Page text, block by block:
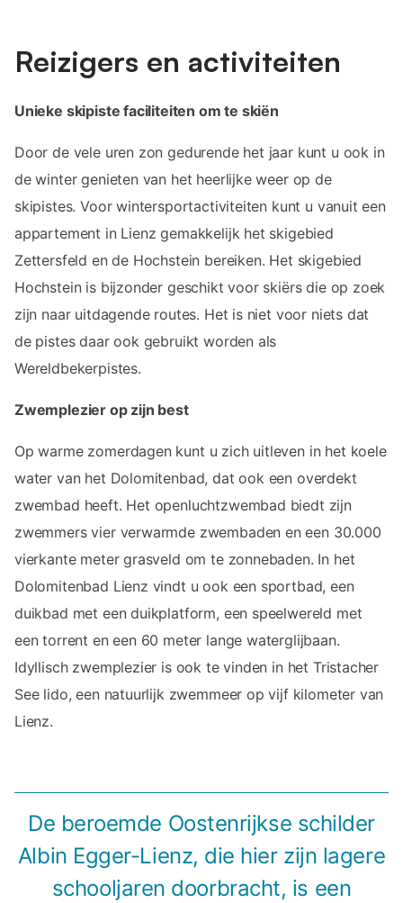
Reizigers en activiteiten
Unieke skipiste faciliteiten om te skiën
Door de vele uren zon gedurende het jaar kunt u ook in
de winter genieten van het heerlijke weer op de
skipistes. Voor wintersportactiviteiten kunt u vanuit een
appartement in Lienz gemakkelijk het skigebied
Zettersfeld en de Hochstein bereiken. Het skigebied
Hochstein is bijzonder geschikt voor skiërs die op zoek
zijn naar uitdagende routes. Het is niet voor niets dat
de pistes daar ook gebruikt worden als
Wereldbekerpistes.
Zwemplezier op zijn best
Op warme zomerdagen kunt u zich uitleven in het koele
water van het Dolomitenbad, dat ook een overdekt
zwembad heeft. Het openluchtzwembad biedt zijn
zwemmers vier verwarmde zwembaden en een 30.000
vierkante meter grasveld om te zonnebaden. In het
Dolomitenbad Lienz vindt u ook een sportbad, een
duikbad met een duikplatform, een speelwereld met
een torrent en een 60 meter lange waterglijbaan.
Idyllisch zwemplezier is ook te vinden in het Tristacher
See lido, een natuurlijk zwemmeer op vijf kilometer van
Lienz.
De beroemde Oostenrijkse schilder
Albin Egger-Lienz, die hier zijn lagere
schooljaren doorbracht, is een